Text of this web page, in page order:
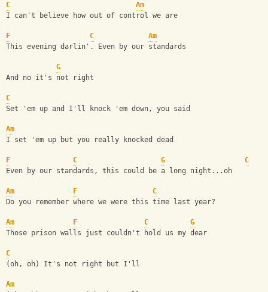
C
Am
I can't believe how out of control we are
F C
Am
This evening darlin'. Even by our standards
G
And no it's not right
C
Set 'em up and I'll knock 'em down, you said
Am
I set 'em up but you really knocked dead
F C G
C
Even by our standards, this could be a long night...oh
Am F
C
Do you remember where we were this time last year?
Am F C
G
Those prison walls just couldn't hold us my dear
C
(oh, oh) It's not right but I'll
Am